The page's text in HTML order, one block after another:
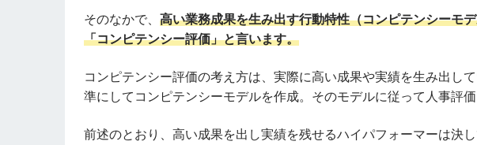
そのなかで、 高い業務成果を生み出す行動特性（コンピテンシーモ
「コンピテンシー評価」と言います。
コンピテンシー評価の考え方は、実際に高い成果や実績を生み出し
準にしてコンピテンシーモデルを作成。そのモデルに従って人事評価
前述のとおり、高い成果を出し実績を残せるハイパフォーマーは決